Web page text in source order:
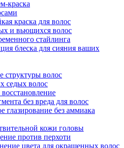
краска
краска для волос
и вьющихся волос
стайлинга
блеска для сияния ваших
структуры волос
седых волос
без вреда для волос
глазирование без аммиака
кожи головы
против перхоти
цвета для окрашенных волос